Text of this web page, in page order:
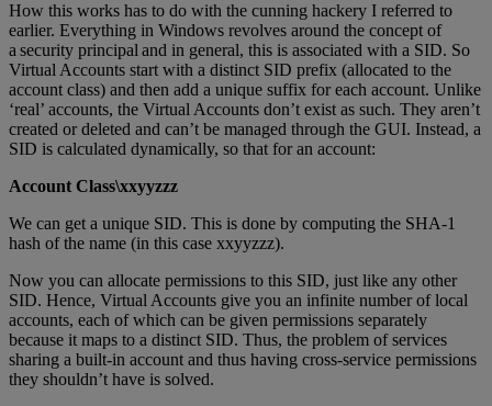
How this works has to do with the cunning hackery I referred to
earlier. Everything in Windows revolves around the concept of
a security principal and in general, this is associated with a SID. So
Virtual Accounts start with a distinct SID prefix (allocated to the
account class) and then add a unique suffix for each account. Unlike
‘real’ accounts, the Virtual Accounts don’t exist as such. They aren’t
created or deleted and can’t be managed through the GUI. Instead, a
SID is calculated dynamically, so that for an account:
Account Class\xxyyzzz
We can get a unique SID. This is done by computing the SHA-1
hash of the name (in this case xxyyzzz).
Now you can allocate permissions to this SID, just like any other
SID. Hence, Virtual Accounts give you an infinite number of local
accounts, each of which can be given permissions separately
because it maps to a distinct SID. Thus, the problem of services
sharing a built-in account and thus having cross-service permissions
they shouldn’t have is solved.